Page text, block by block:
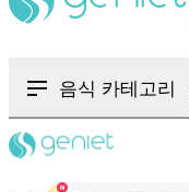
음식 카테고리